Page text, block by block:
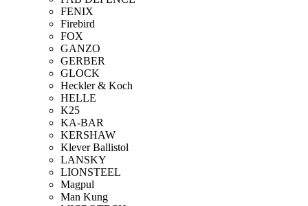
FENIX
Firebird
FOX
GANZO
GERBER
GLOCK
Heckler & Koch
HELLE
K25
KA-BAR
KERSHAW
Klever Ballistol
LANSKY
LIONSTEEL
Magpul
Man Kung